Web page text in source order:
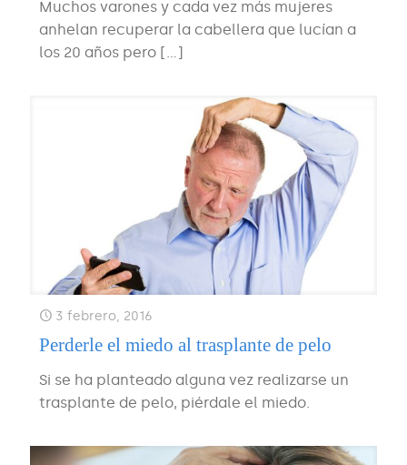
Muchos varones y cada vez más mujeres
anhelan recuperar la cabellera que lucían a
los 20 años pero […]
3 febrero, 2016
Perderle el miedo al trasplante de pelo
Si se ha planteado alguna vez realizarse un
trasplante de pelo, piérdale el miedo.